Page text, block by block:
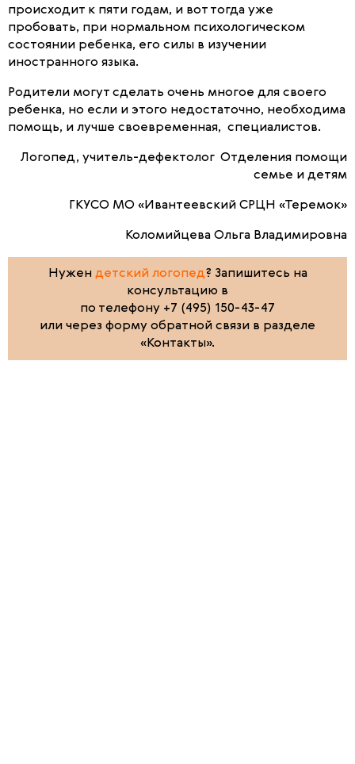
происходит к пяти годам, и вот тогда уже
пробовать, при нормальном психологическом
состоянии ребенка, его силы в изучении
иностранного языка.
Родители могут сделать очень многое для своего
ребенка, но если и этого недостаточно, необходима
помощь, и лучше своевременная, специалистов.
Логопед, учитель-дефектолог Отделения помощи
семье и детям
ГКУСО МО «Ивантеевский СРЦН «Теремок»
Коломийцева Ольга Владимировна
Нужен детский логопед? Запишитесь на
консультацию в
по телефону +7 (495) 150-43-47
или через форму обратной связи в разделе
«Контакты».